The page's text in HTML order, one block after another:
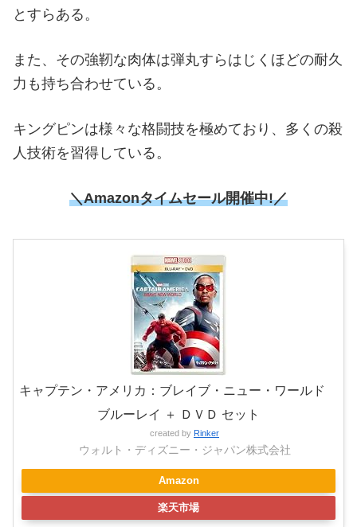
とすらある。
また、その強靭な肉体は弾丸すらはじくほどの耐久
力も持ち合わせている。
キングピンは様々な格闘技を極めており、多くの殺
人技術を習得している。
＼Amazonタイムセール開催中!／
キャプテン・アメリカ：ブレイブ・ニュー・ワールド
ブルーレイ ＋ ＤＶＤ セット
created by Rinker
ウォルト・ディズニー・ジャパン株式会社
Amazon
楽天市場